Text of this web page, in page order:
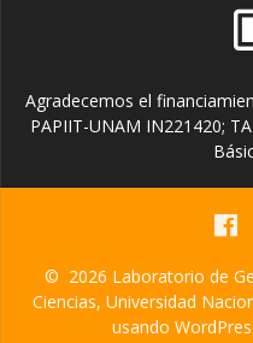
Agradecemos el
PAPIIT-UNAM IN221420;
© 2026 Laboratorio de
Ciencias, Universidad
usando